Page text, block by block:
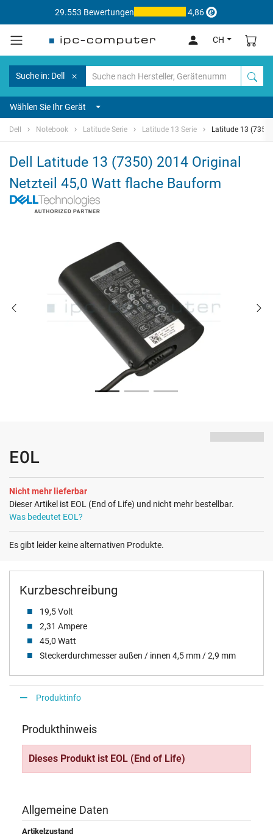
29.553 Bewertungen 4,86
CH
Suche in: Dell
Wählen Sie Ihr Gerät
Dell Notebook Latitude Serie Latitude 13 Serie Latitude 13
Dell Latitude 13 (7350) 2014 Original
Netzteil 45,0 Watt flache Bauform
Kurzbeschreibung
19,5 Volt
2,31 Ampere
45,0 Watt
Steckerdurchmesser außen / innen 4,5 mm / 2,9 mm
EOL
Nicht mehr lieferbar
Dieser Artikel ist EOL (End of Life) und nicht mehr bestellbar.
Was bedeutet EOL?
Es gibt leider keine alternativen Produkte.
Produktinfo
Produkthinweis
Dieses Produkt ist EOL (End of Life)
Allgemeine Daten
Artikelzustand